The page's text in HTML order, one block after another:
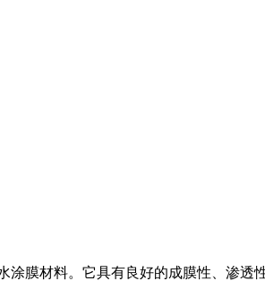
膜材料。它具有良好的成膜性、渗透